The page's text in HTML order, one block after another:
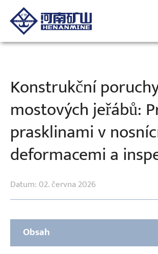
Konstrukční
mostových jeřábů:
prasklinami v
deformacemi a
Datum: 02. června 2026
Obsah